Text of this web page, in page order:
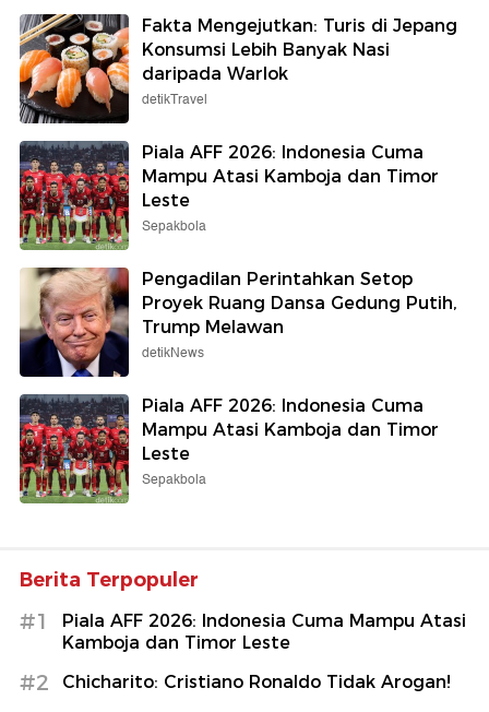
Fakta Mengejutkan: Turis di Jepang
Konsumsi Lebih Banyak Nasi
daripada Warlok
detikTravel
Piala AFF 2026: Indonesia Cuma
Mampu Atasi Kamboja dan Timor
Leste
Sepakbola
Pengadilan Perintahkan Setop
Proyek Ruang Dansa Gedung Putih,
Trump Melawan
detikNews
Piala AFF 2026: Indonesia Cuma
Mampu Atasi Kamboja dan Timor
Leste
Sepakbola
Berita Terpopuler
#1
Piala AFF 2026: Indonesia Cuma Mampu Atasi
Kamboja dan Timor Leste
#2 Chicharito: Cristiano Ronaldo Tidak Arogan!